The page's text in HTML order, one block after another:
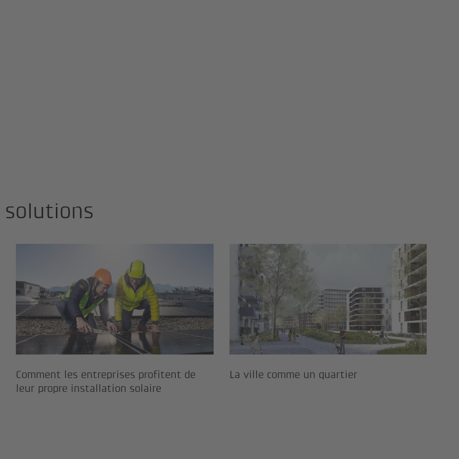
solutions
Comment les entreprises profitent de leur propre installation
Comment les entreprises profitent de
leur propre installation solaire
La ville comme un quartier
La ville comme un quartier